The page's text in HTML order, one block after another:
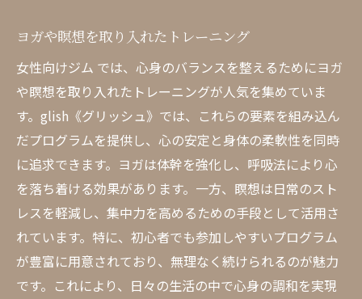
ヨガや瞑想を取り入れたトレーニング
女性向けジム では、心身のバランスを整えるためにヨガ
や瞑想を取り入れたトレーニングが人気を集めていま
す。glish《グリッシュ》では、これらの要素を組み込ん
だプログラムを提供し、心の安定と身体の柔軟性を同時
に追求できます。ヨガは体幹を強化し、呼吸法により心
を落ち着ける効果があります。一方、瞑想は日常のスト
レスを軽減し、集中力を高めるための手段として活用さ
れています。特に、初心者でも参加しやすいプログラム
が豊富に用意されており、無理なく続けられるのが魅力
です。これにより、日々の生活の中で心身の調和を実現